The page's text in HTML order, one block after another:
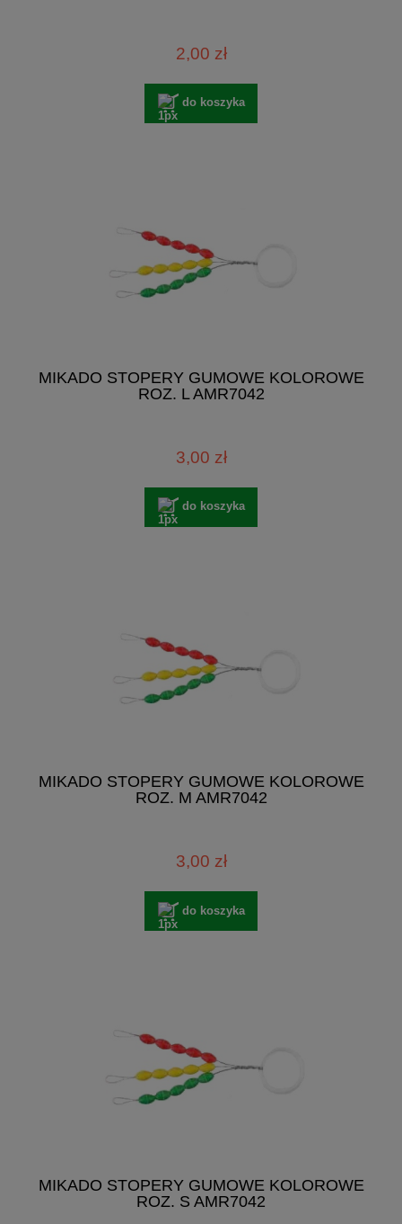
2,00 zł
do koszyka
MIKADO STOPERY GUMOWE KOLOROWE
ROZ. L AMR7042
3,00 zł
do koszyka
MIKADO STOPERY GUMOWE KOLOROWE
ROZ. M AMR7042
3,00 zł
do koszyka
MIKADO STOPERY GUMOWE KOLOROWE
ROZ. S AMR7042